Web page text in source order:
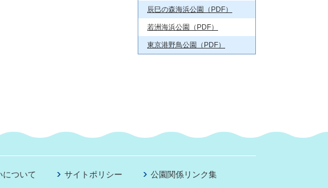
辰巳の森海浜公園（PDF）
若洲海浜公園（PDF）
東京港野鳥公園（PDF）
ついて サイトポリシー 公園関係リンク集